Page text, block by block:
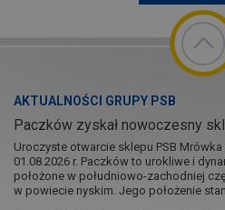
AKTUALNOŚCI GRUPY PSB
Paczków zyskał nowoczesny
Uroczyste otwarcie sklepu PSB
01.08.2026 r. Paczków to urokliwe i
położone w południowo-zachodniej
w powiecie nyskim. Jego położenie